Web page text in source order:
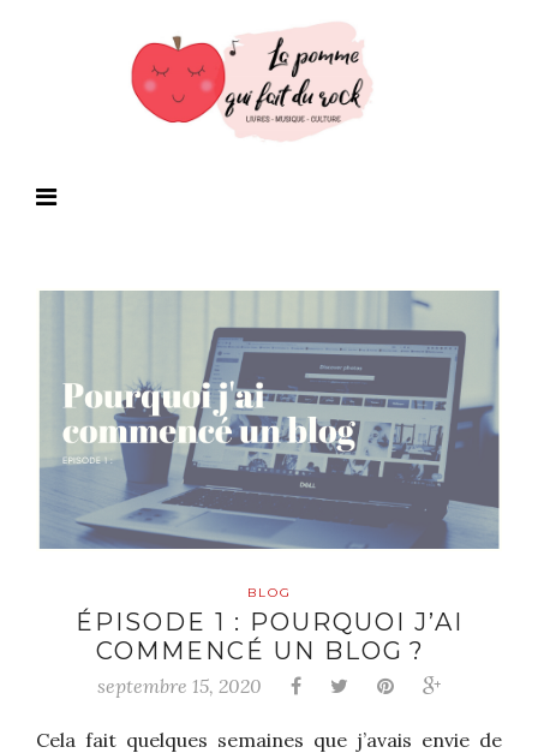
BLOG
ÉPISODE 1 : POURQUOI J’AI
COMMENCÉ UN BLOG ?
septembre 15, 2020
Cela fait quelques semaines que j’avais envie de